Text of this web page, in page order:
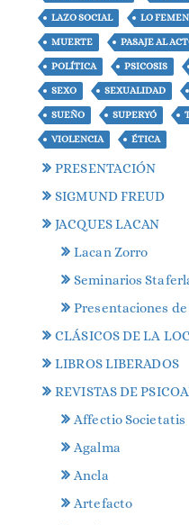
LAZO SOCIAL LO
MUERTE PASAJE AL
POLÍTICA PSICOSIS
SEXO SEXUALIDAD
SUEÑO SUPERYÓ
VIOLENCIA ÉTICA
PRESENTACIÓN
SIGMUND FREUD
JACQUES LACAN
Lacan Zorro
Seminarios
Presentaciones
CLÁSICOS DE LA
LIBROS LIBERADOS
REVISTAS DE
Affectio Societatis
Agalma
Ancla
Artefacto